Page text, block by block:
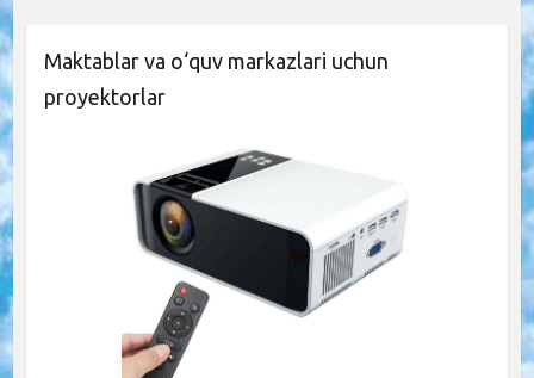
Maktablar va o‘quv markazlari uchun
proyektorlar